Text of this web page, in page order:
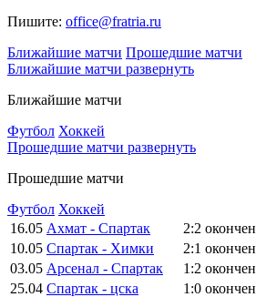
Пишите: office@fratria.ru
Ближайшие матчи Прошедшие матчи
Ближайшие матчи развернуть
Ближайшие матчи
Футбол Хоккей
Прошедшие матчи развернуть
Прошедшие матчи
Футбол Хоккей
16.05 Ахмат - Спартак 2:2 окончен
10.05 Спартак - Химки 2:1 окончен
03.05 Арсенал - Спартак 1:2 окончен
25.04 Спартак - цска 1:0 окончен